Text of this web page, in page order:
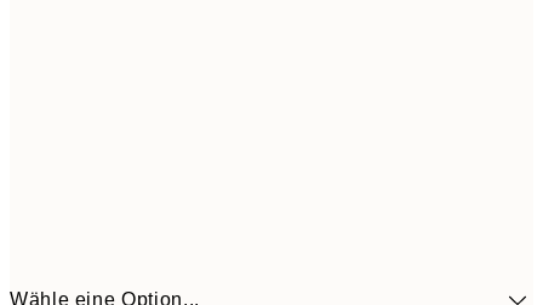
Wähle eine Option...